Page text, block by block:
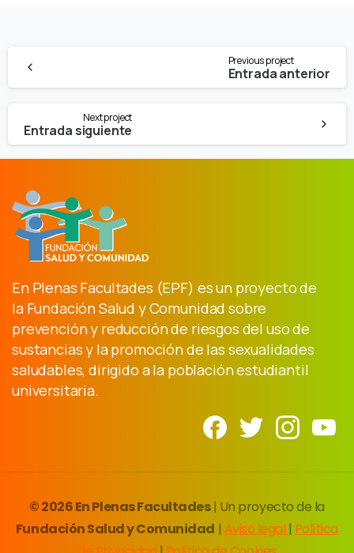
Reading
Previous project
Entrada anterior
Next project
Entrada siguiente
En Plenas Facultades (EPF) es un proyecto de
la Fundación Salud y Comunidad sobre
prevención y reducción de riesgos del uso de
sustancias y la promoción de las sexualidades
saludables, dirigido a la población estudiantil
universitaria.
© 2026 En Plenas Facultades| Un proyecto de la
Fundación Salud y Comunidad | Aviso legal | Política